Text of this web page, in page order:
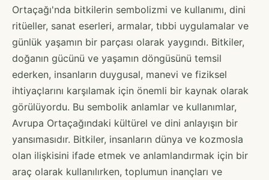
Ortaçağı'nda bitkilerin sembolizmi ve kullanımı, dini
ritüeller, sanat eserleri, armalar, tıbbi uygulamalar ve
günlük yaşamın bir parçası olarak yaygındı. Bitkiler,
doğanın gücünü ve yaşamın döngüsünü temsil
ederken, insanların duygusal, manevi ve fiziksel
ihtiyaçlarını karşılamak için önemli bir kaynak olarak
görülüyordu. Bu sembolik anlamlar ve kullanımlar,
Avrupa Ortaçağındaki kültürel ve dini anlayışın bir
yansımasıdır. Bitkiler, insanların dünya ve kozmosla
olan ilişkisini ifade etmek ve anlamlandırmak için bir
araç olarak kullanılırken, toplumun inançları ve